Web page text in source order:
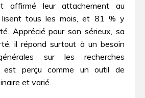
affirmé leur attachement au
tous les mois, et 81 % y
Apprécié pour son sérieux, sa
il répond surtout à un besoin
sur les recherches
est perçu comme un outil de
et varié.